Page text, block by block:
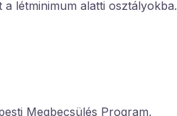
létminimum alatti osztályokba.
Megbecsülés Program,